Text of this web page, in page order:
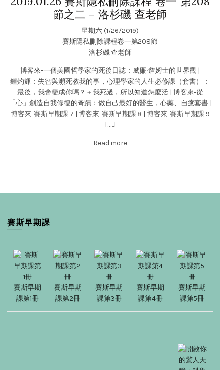
節之二 – 洛杉磯 查老師
星期六 (1/26/2019)
賽斯隱私刪除課程卷一第208節
洛杉磯 查老師
博客來-一個美國哲學家的死後日誌：威廉‧詹姆士的世界觀 |
鍾灼輝：失智與瀕死教我的事，心理學家的人生必修課（套書）：
最後，我會變成你嗎？＋我死過，所以知道怎麼活| 博客來-從
「心」創造自我修復的奇蹟：做自己最好的醫生，心藥、自癒套書|
博客來-賽斯早期課 7 | 博客來-賽斯早期課 8 | 博客來-賽斯早期課 9
[……]
Read more
賽斯早期課
賽斯早期
課第1冊
賽斯早期
課第2冊
賽斯早期
課第3冊
賽斯早期
課第4冊
賽斯早期
課第5冊